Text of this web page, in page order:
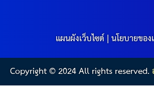
แผนผังเว็บไซต์|นโยบายของ
Copyright © 2024 All rights reserved.